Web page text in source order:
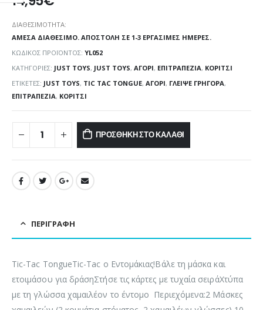
ΔΙΑΘΕΣΙΜΌΤΗΤΑ:
ΆΜΕΣΑ ΔΙΑΘΈΣΙΜΟ. ΑΠΟΣΤΟΛΉ ΣΕ 1-3 ΕΡΓΆΣΙΜΕΣ ΗΜΈΡΕΣ.
ΚΩΔΙΚΌΣ ΠΡΟΪΌΝΤΟΣ: YL052
ΚΑΤΗΓΟΡΊΕΣ: JUST TOYS, JUST TOYS, ΑΓΌΡΙ, ΕΠΙΤΡΑΠΕΖΊΑ, ΚΟΡΊΤΣΙ
ΕΤΙΚΈΤΕΣ: JUST TOYS, TIC TAC TONGUE, ΑΓΌΡΙ, ΓΛΕΊΨΕ ΓΡΉΓΟΡΑ,
ΕΠΙΤΡΑΠΈΖΙΑ, ΚΟΡΊΤΣΙ
ΠΡΟΣΘΉΚΗ ΣΤΟ ΚΑΛΆΘΙ
ΠΕΡΙΓΡΑΦΉ
Tic-Tac TongueTic-Tac ο Εντομάκιας!Βάλε τη μάσκα και
ετοιμάσου για δράσηΣτήσε τις κάρτες με τυχαία σειράΧτύπα
με τη γλώσσα χαμαιλέον το έντομο Περιεχόμενα:2 Μάσκες